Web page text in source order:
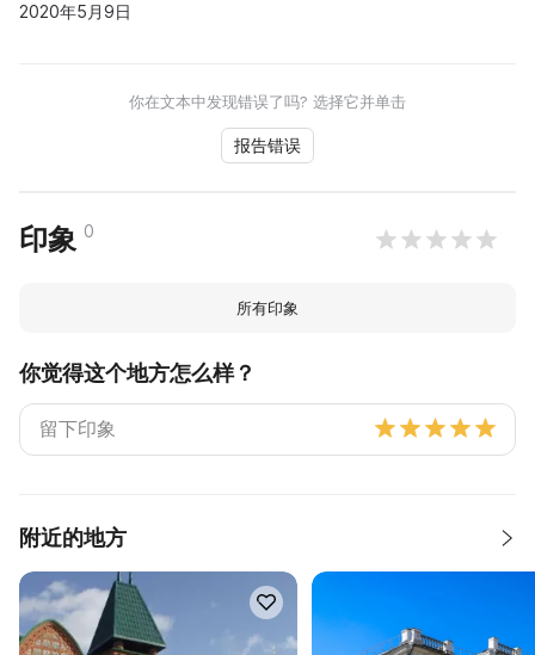
2020年5月9日
你在文本中发现错误了吗? 选择它并单击
报告错误
印象 0
所有印象
你觉得这个地方怎么样？
附近的地方